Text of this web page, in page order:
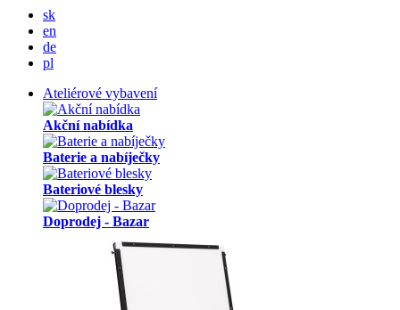
sk
en
de
pl
Ateliérové vybavení
Akční nabídka
Baterie a nabíječky
Bateriové blesky
Doprodej - Bazar